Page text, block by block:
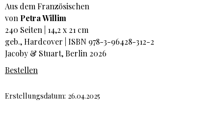
Aus dem Französischen
von Petra Willim
240 Seiten | 14,2 x 21 cm
geb., Hardcover | ISBN 978-3-96428-312-2
Jacoby & Stuart, Berlin 2026
Bestellen
Erstellungsdatum: 26.04.2025